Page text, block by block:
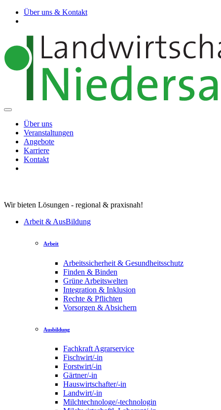
Über uns & Kontakt
Über uns
Veranstaltungen
Angebote
Karriere
Kontakt
Wir bieten Lösungen - regional & praxisnah!
Arbeit & AusBildung
Arbeit
Arbeitssicherheit & Gesundheitsschutz
Finden & Binden
Grüne Arbeitswelten
Integration & Inklusion
Rechte & Pflichten
Vorsorgen & Absichern
Ausbildung
Fachkraft Agrarservice
Fischwirt/-in
Forstwirt/-in
Gärtner/-in
Hauswirtschafter/-in
Landwirt/-in
Milchtechnologe/-technologin